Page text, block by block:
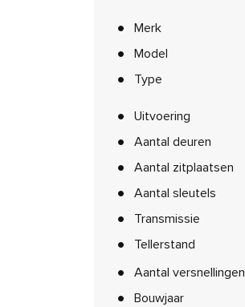
Merk
Model
Type
Uitvoering
Aantal deuren
Aantal zitplaatsen
Aantal sleutels
Transmissie
Tellerstand
Aantal versnellingen
Bouwjaar